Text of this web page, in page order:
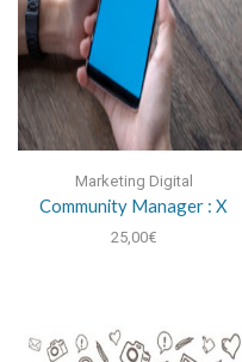
Marketing Digital
Community Manager : X
25,00€